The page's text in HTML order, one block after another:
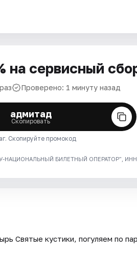
на сервисный
Проверено: 1 минуту назад
адмитад
Скопировать
Скопируйте промокод
НАЦИОНАЛЬНЫЙ БИЛЕТНЫЙ ОПЕРАТОР", ИНН:
Святые кустики, погуляем по